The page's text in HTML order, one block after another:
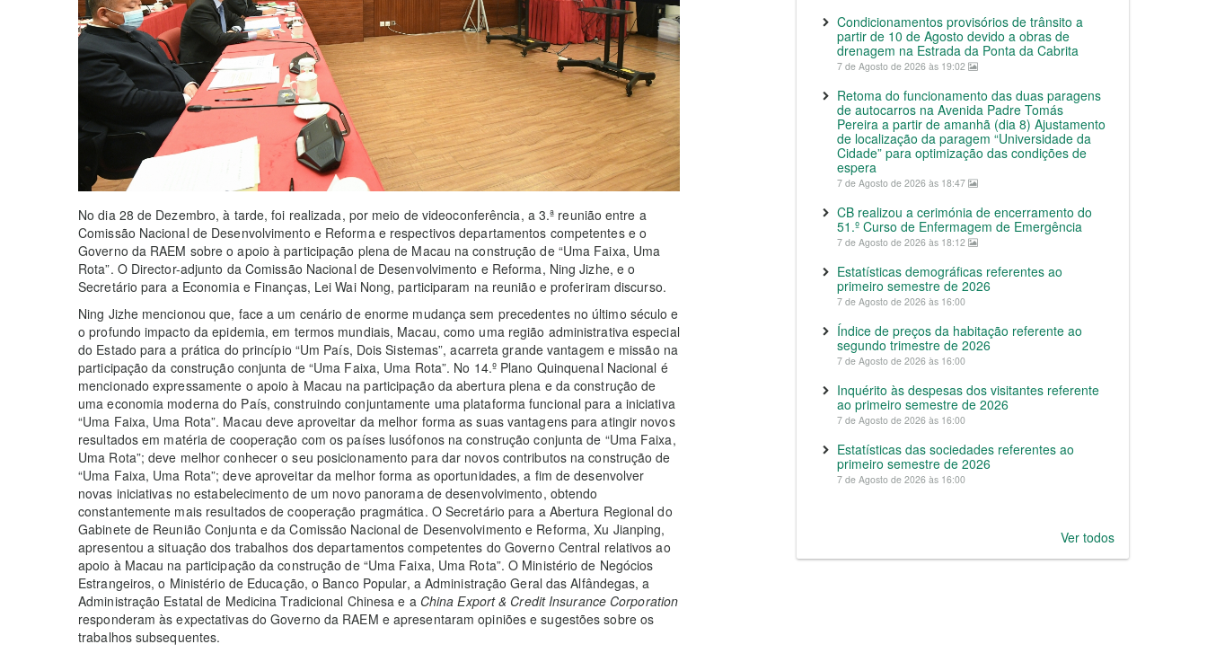
No dia 28 de Dezembro, à tarde, foi realizada, por meio de videoconferência, a 3.ª reunião entre a
Comissão Nacional de Desenvolvimento e Reforma e respectivos departamentos competentes e o
Governo da RAEM sobre o apoio à participação plena de Macau na construção de “Uma Faixa, Uma
Rota”. O Director-adjunto da Comissão Nacional de Desenvolvimento e Reforma, Ning Jizhe, e o
Secretário para a Economia e Finanças, Lei Wai Nong, participaram na reunião e proferiram discurso.
Ning Jizhe mencionou que, face a um cenário de enorme mudança sem precedentes no último século e
o profundo impacto da epidemia, em termos mundiais, Macau, como uma região administrativa especial
do Estado para a prática do princípio “Um País, Dois Sistemas”, acarreta grande vantagem e missão na
participação da construção conjunta de “Uma Faixa, Uma Rota”. No 14.º Plano Quinquenal Nacional é
mencionado expressamente o apoio à Macau na participação da abertura plena e da construção de
uma economia moderna do País, construindo conjuntamente uma plataforma funcional para a iniciativa
“Uma Faixa, Uma Rota”. Macau deve aproveitar da melhor forma as suas vantagens para atingir novos
resultados em matéria de cooperação com os países lusófonos na construção conjunta de “Uma Faixa,
Uma Rota”; deve melhor conhecer o seu posicionamento para dar novos contributos na construção de
“Uma Faixa, Uma Rota”; deve aproveitar da melhor forma as oportunidades, a fim de desenvolver
novas iniciativas no estabelecimento de um novo panorama de desenvolvimento, obtendo
constantemente mais resultados de cooperação pragmática. O Secretário para a Abertura Regional do
Gabinete de Reunião Conjunta e da Comissão Nacional de Desenvolvimento e Reforma, Xu Jianping,
apresentou a situação dos trabalhos dos departamentos competentes do Governo Central relativos ao
apoio à Macau na participação da construção de “Uma Faixa, Uma Rota”. O Ministério de Negócios
Estrangeiros, o Ministério de Educação, o Banco Popular, a Administração Geral das Alfândegas, a
Administração Estatal de Medicina Tradicional Chinesa e a China Export & Credit Insurance Corporation
responderam às expectativas do Governo da RAEM e apresentaram opiniões e sugestões sobre os
trabalhos subsequentes.
Condicionamentos provisórios de trânsito a
partir de 10 de Agosto devido a obras de
drenagem na Estrada da Ponta da Cabrita
7 de Agosto de 2026 às 19:02
Retoma do funcionamento das duas paragens
de autocarros na Avenida Padre Tomás
Pereira a partir de amanhã (dia 8) Ajustamento
de localização da paragem “Universidade da
Cidade” para optimização das condições de
espera
7 de Agosto de 2026 às 18:47
CB realizou a cerimónia de encerramento do
51.º Curso de Enfermagem de Emergência
7 de Agosto de 2026 às 18:12
Estatísticas demográficas referentes ao
primeiro semestre de 2026
7 de Agosto de 2026 às 16:00
Índice de preços da habitação referente ao
segundo trimestre de 2026
7 de Agosto de 2026 às 16:00
Inquérito às despesas dos visitantes referente
ao primeiro semestre de 2026
7 de Agosto de 2026 às 16:00
Estatísticas das sociedades referentes ao
primeiro semestre de 2026
7 de Agosto de 2026 às 16:00
Ver todos